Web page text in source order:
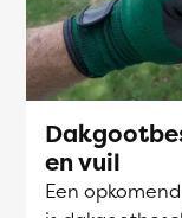
en vuil
Een